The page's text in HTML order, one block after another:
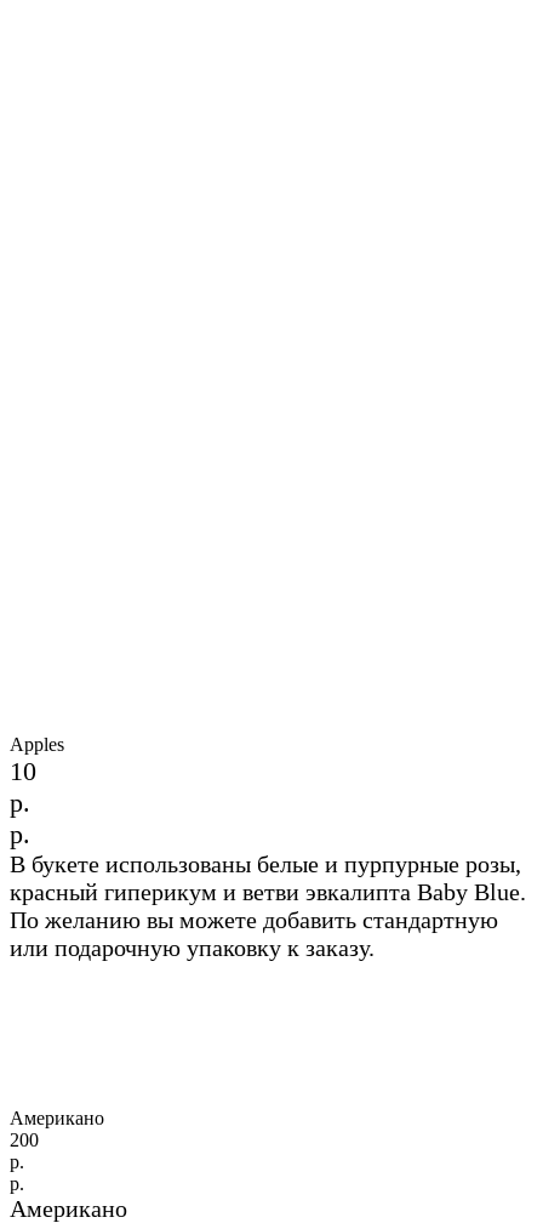
Apples
10
р.
р.
В букете использованы белые и пурпурные розы,
красный гиперикум и ветви эвкалипта Baby Blue.
По желанию вы можете добавить стандартную
или подарочную упаковку к заказу.
Американо
200
р.
р.
Американо